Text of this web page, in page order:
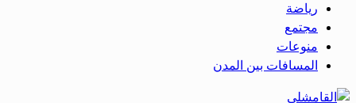
رياضة
مجتمع
منوعات
المسافات بين المدن